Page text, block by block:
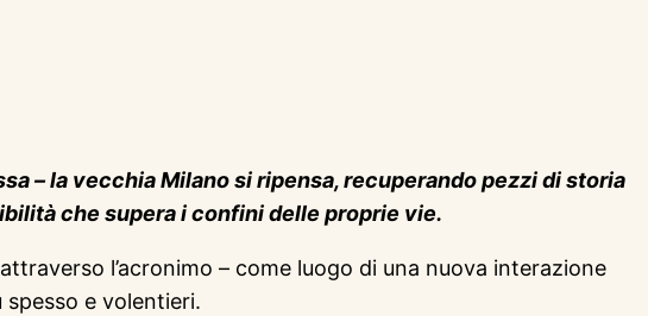
– la vecchia Milano si ripensa, recuperando pezzi di storia
che supera i confini delle proprie vie.
l’acronimo – come luogo di una nuova interazione
e volentieri.